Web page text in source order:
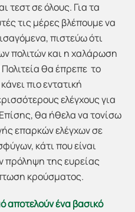
τεστ σε όλους. Για τα
τις μέρες βλέπουμε να
πιστεύω ότι
πολιτών και η χαλάρωση
θα έπρεπε το
πιο εντατική
ελέγχους για
θα ήθελα να τονίσω
επαρκών ελέγχων σε
κάτι που είναι
πρόληψη της ευρείας
κρούσματος.
αποτελούν ένα βασικό